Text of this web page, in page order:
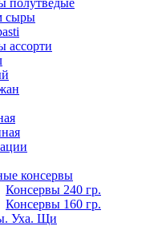
полутведые
сыры
ассорти
консервы
Консервы 240 гр.
Консервы 160 гр.
Уха. Щи